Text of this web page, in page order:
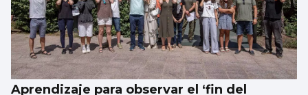
Los españoles enviaron más paquetes que
cartas en 2025
Aprendizaje para observar el ‘fin del